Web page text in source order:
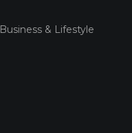
& Lifestyle